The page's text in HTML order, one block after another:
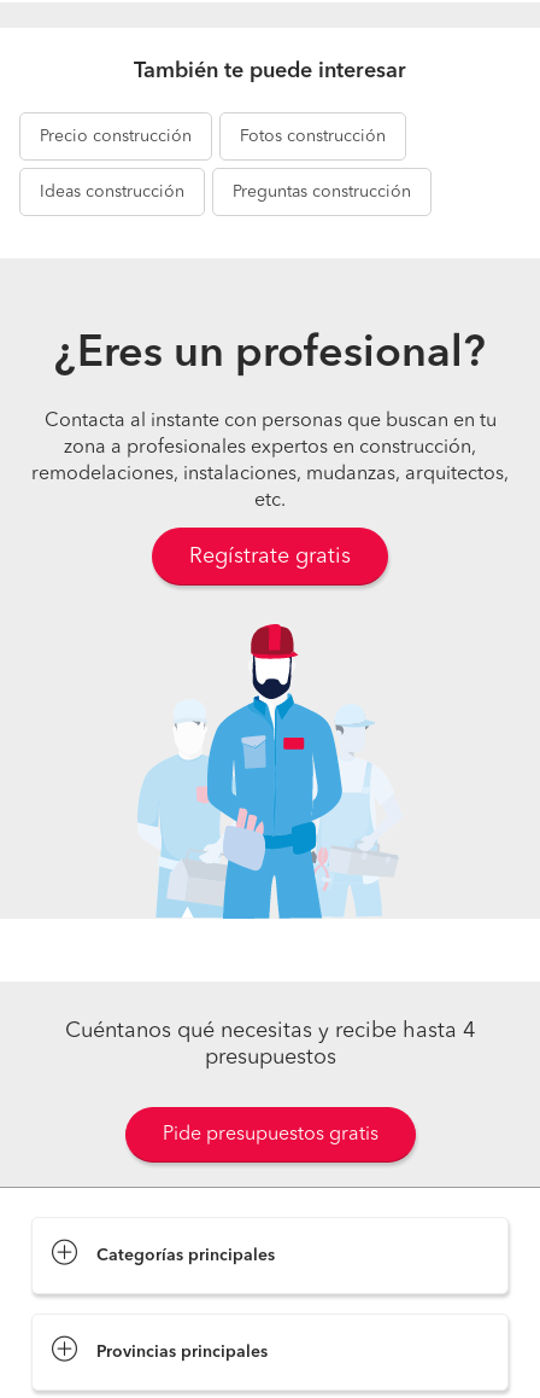
También te puede interesar
Precio construcción Fotos construcción
Ideas construcción Preguntas construcción
¿Eres un profesional?
Contacta al instante con personas que buscan en tu
zona a profesionales expertos en construcción,
remodelaciones, instalaciones, mudanzas, arquitectos,
etc.
Regístrate gratis
Cuéntanos qué necesitas y recibe hasta 4
presupuestos
Pide presupuestos gratis
Categorías principales
Provincias principales